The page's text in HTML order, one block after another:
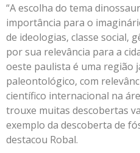
“A escolha do tema
importância para o
de ideologias, classe social,
por sua relevância para a
oeste paulista é uma região
paleontológico, com
científico internacional na
trouxe muitas descobertas
exemplo da descoberta de
destacou Robal.